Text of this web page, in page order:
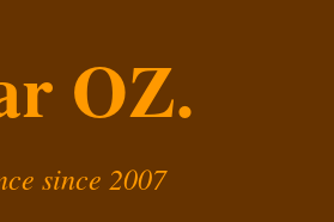
OZ.
since 2007